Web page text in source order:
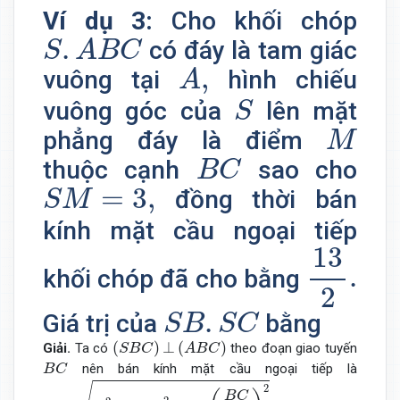
Ví dụ 3: Cho khối chóp
S. ABC
S. ABC
có đáy là tam giác
vuông tại A,
A,
hình chiếu
vuông góc của S
Slên mặt
phẳng đáy là điểm M
M
thuộc cạnh BC
BC sao cho
SM = 3,
SM=3 ,
đồng thời bán
kính mặt cầu ngoại tiếp
khối chóp đã cho bằng
13
2
.
132
Giá trị của SB. SC
SB. SC bằng
Giải. Ta có (SBC) ⊥ (ABC)
(SBC)⊥ ( ABC) theo đoạn giao tuyến
BC
BC nên bán kính mặt cầu ngoại tiếp là
BC
2
R =R BC2+RSBC2−(BC2)2